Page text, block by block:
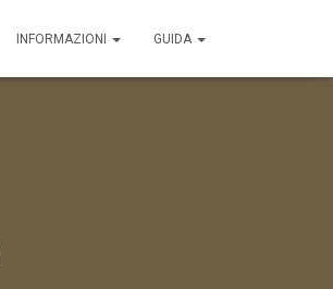
INFORMAZIONI GUIDA